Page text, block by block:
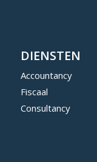
DIENSTEN
Accountancy
Fiscaal
Consultancy